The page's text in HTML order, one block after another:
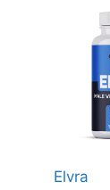
Elvra